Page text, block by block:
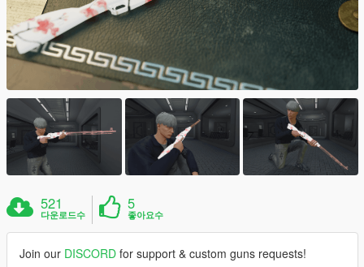
521
다운로드수
5
좋아요수
Join our DISCORD for support & custom guns requests!